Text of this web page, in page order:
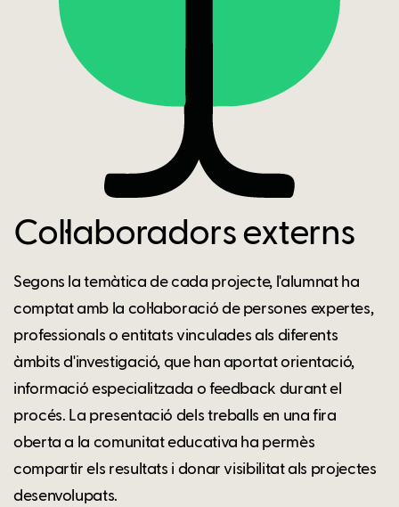
Col·laboradors externs
Segons la temàtica de cada projecte, l'alumnat ha
comptat amb la col·laboració de persones expertes,
professionals o entitats vinculades als diferents
àmbits d'investigació, que han aportat orientació,
informació especialitzada o feedback durant el
procés. La presentació dels treballs en una fira
oberta a la comunitat educativa ha permès
compartir els resultats i donar visibilitat als projectes
desenvolupats.